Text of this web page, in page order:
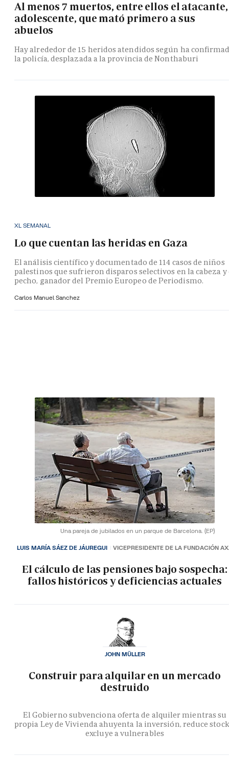
Al menos 7 muertos, entre ellos el atacante,
adolescente, que mató primero a sus
abuelos
Hay alrededor de 15 heridos atendidos según ha
la policía, desplazada a la provincia de Nonthaburi
XL SEMANAL
Lo que cuentan las heridas en Gaza
El análisis científico y documentado de 114 casos de niños
palestinos que sufrieron disparos selectivos en la cabeza y
pecho, ganador del Premio Europeo de Periodismo.
Carlos Manuel Sanchez
Una pareja de jubilados en un parque de Barcelona. (EP)
El cálculo de las pensiones bajo sospecha:
fallos históricos y deficiencias actuales
LUIS MARÍA SÁEZ DE JÁUREGUI VICEPRESIDENTE DE LA FUNDACIÓN
Construir para alquilar en un mercado
destruido
El Gobierno subvenciona oferta de alquiler mientras su
propia Ley de Vivienda ahuyenta la inversión, reduce
excluye a vulnerables
JOHN MÜLLER